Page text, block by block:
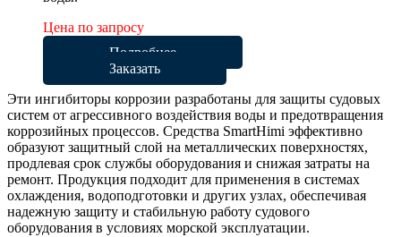
Цена по запросу
Подробнее
Заказать
Эти ингибиторы коррозии разработаны для защиты судовых
систем от агрессивного воздействия воды и предотвращения
коррозийных процессов. Средства SmartHimi эффективно
образуют защитный слой на металлических поверхностях,
продлевая срок службы оборудования и снижая затраты на
ремонт. Продукция подходит для применения в системах
охлаждения, водоподготовки и других узлах, обеспечивая
надежную защиту и стабильную работу судового
оборудования в условиях морской эксплуатации.